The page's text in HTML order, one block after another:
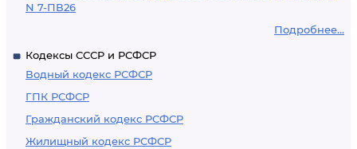
N 7-ПВ26
Подробнее...
Кодексы СССР и РСФСР
Водный кодекс РСФСР
ГПК РСФСР
Гражданский кодекс РСФСР
Жилищный кодекс РСФСР